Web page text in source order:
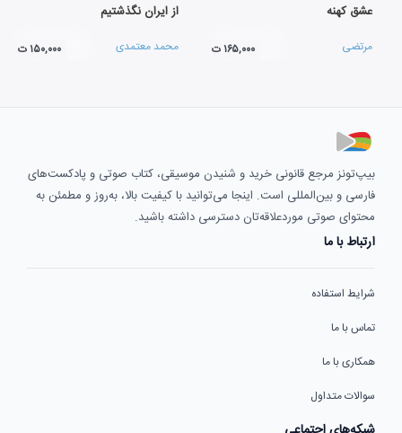
عشق کهنه
مرتضی ۱۶۵,۰۰۰ ت
از ایران نگذشتیم
محمد معتمدی ۱۵۰,۰۰۰ ت
بیپ‌تونز مرجع قانونی خرید و شنیدن موسیقی، کتاب صوتی و پادکست‌های
فارسی و بین‌المللی است. اینجا می‌توانید با کیفیت بالا، به‌روز و مطمئن به
محتوای صوتی موردعلاقه‌تان دسترسی داشته باشید.
ارتباط با ما
شرایط استفاده
تماس با ما
همکاری با ما
سوالات متداول